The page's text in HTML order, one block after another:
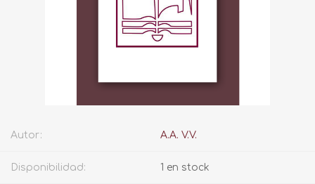
Autor: A.A. V.V.
Disponibilidad: 1 en stock